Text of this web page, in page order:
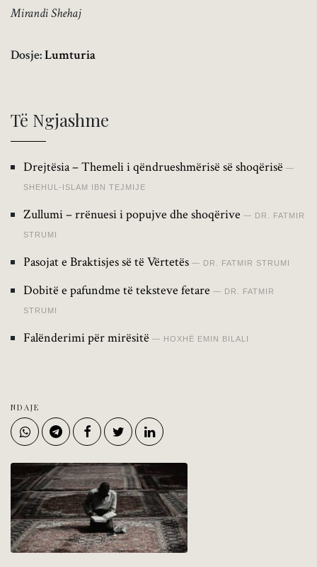
Mirandi Shehaj
Dosje:Lumturia
Të Ngjashme
Drejtësia – Themeli i qëndrueshmërisë së shoqërisë
SHEHUL-ISLAM IBN TEJMIJE
Zullumi – rrënuesi i popujve dhe shoqërive DR. FATMIR
STRUMI
Pasojat e Braktisjes së të Vërtetës DR. FATMIR STRUMI
Dobitë e pafundme të teksteve fetare DR. FATMIR
STRUMI
Falënderimi për mirësitë HOXHË EMIN BILALI
NDAJE